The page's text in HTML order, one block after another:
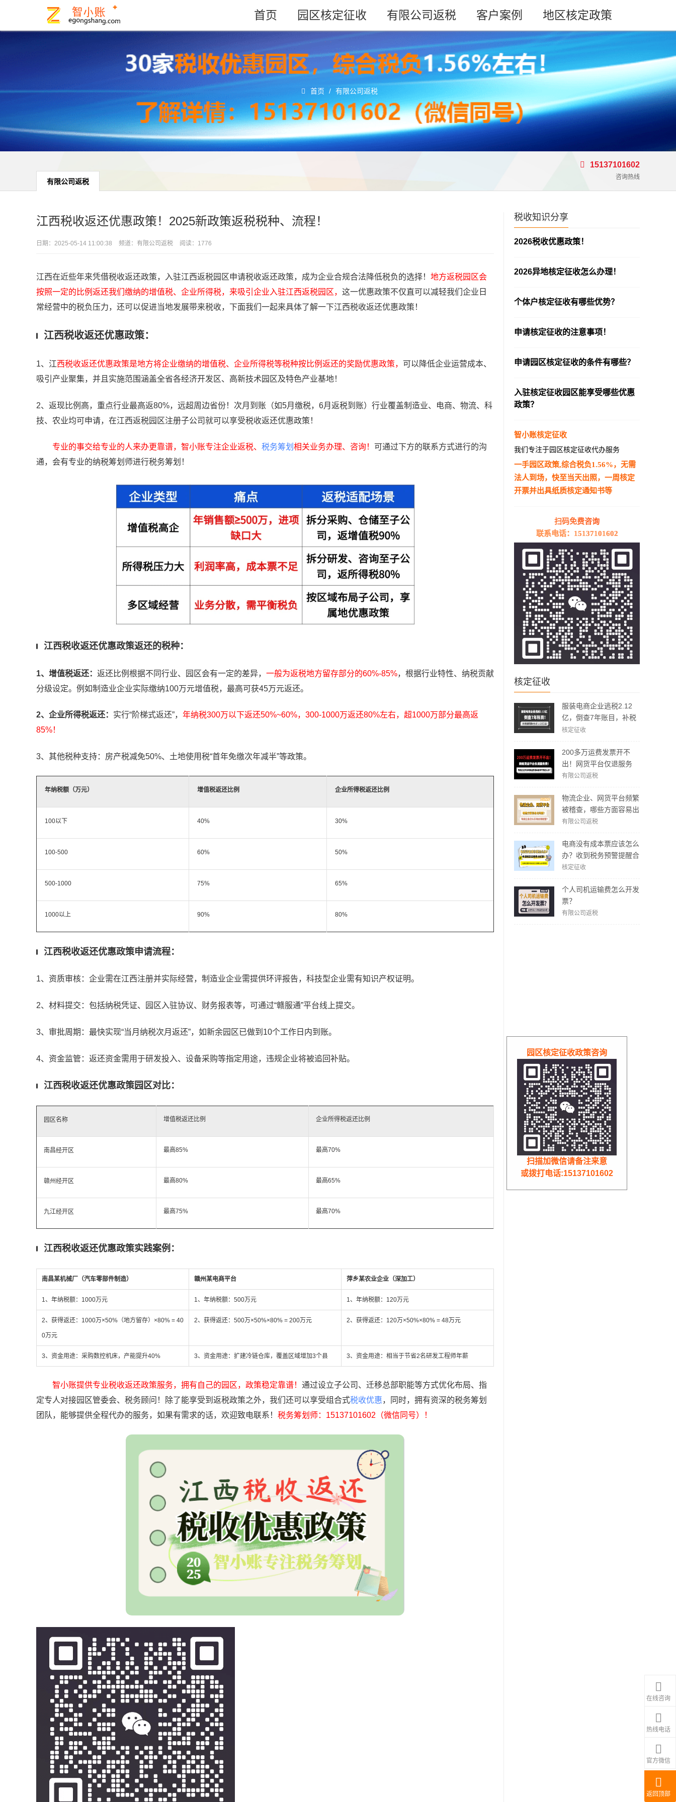
首页 园区核定征收 有限公司返税 客户案例 地区核定政策
首页 / 有限公司返税
有限公司返税
15137101602
咨询热线
税收知识分享
2026税收优惠政策！
2026异地核定征收怎么办理！
个体户核定征收有哪些优势？
申请核定征收的注意事项！
申请园区核定征收的条件有哪些？
入驻核定征收园区能享受哪些优惠
政策？
智小账核定征收
我们专注于园区核定征收代办服务
一手园区政策,综合税负1.56%，无需
法人到场，快至当天出照，一周核定
开票并出具纸质核定通知书等
扫码免费咨询
联系电话：15137101602
核定征收
服装电商企业逃税2.12
亿，倒查7年账目，补税
加罚款3.62亿元！
核定征收
200多万运费发票开不
出！网货平台仅退服务
费，运费成本拿不到怎么
有限公司返税
物流企业、网货平台频繁
被稽查，哪些方面容易出
现问题？怎么实现合规经
有限公司返税
电商没有成本票应该怎么
办？收到税务预警提醒合
规解决方案！
核定征收
个人司机运输费怎么开发
票？
有限公司返税
江西税收返还优惠政策！2025新政策返税税种、流程！
日期： 2025-05-14 11:00:38 频道： 有限公司返税 阅读：1776
江西在近些年来凭借税收返还政策，入驻江西返税园区申请税收返还政策，成为企业合规合法降低税负的选择！ 地方返税园区会
按照一定的比例返还我们缴纳的增值税、企业所得税，来吸引企业入驻江西返税园区， 这一优惠政策不仅直可以减轻我们企业日
常经营中的税负压力，还可以促进当地发展带来税收，下面我们一起来具体了解一下江西税收返还优惠政策！
江西税收返还优惠政策：
1、江西税收返还优惠政策是地方将企业缴纳的增值税、企业所得税等税种按比例返还的奖励优惠政策， 可以降低企业运营成本、
吸引产业聚集，并且实施范围涵盖全省各经济开发区、高新技术园区及特色产业基地！
2、返现比例高，重点行业最高返80%，远超周边省份！次月到账（如5月缴税，6月返税到账）行业覆盖制造业、电商、物流、科
技、农业均可申请，在江西返税园区注册子公司就可以享受税收返还优惠政策！
专业的事交给专业的人来办更靠谱，智小账专注企业返税、 税务筹划 相关业务办理、咨询！
可通过下方的联系方式进行的沟
通，会有专业的纳税筹划师进行税务筹划！
江西税收返还优惠政策返还的税种：
1、增值税返还： 返还比例根据不同行业、园区会有一定的差异， 一般为返税地方留存部分的60%-85%，根据行业特性、纳税贡献
分级设定。例如制造业企业实际缴纳100万元增值税，最高可获45万元返还。
2、企业所得税返还： 实行“阶梯式返还”， 年纳税300万以下返还50%~60%，300-1000万返还80%左右，超1000万部分最高返
85%！
3、其他税种支持：房产税减免50%、土地使用税“首年免缴次年减半”等政策。
年纳税额（万元） 增值税返还比例 企业所得税返还比例
100以下 40% 30%
100-500 60% 50%
500-1000 75% 65%
1000以上 90% 80%
江西税收返还优惠政策申请流程：
1、资质审核：企业需在江西注册并实际经营，制造业企业需提供环评报告，科技型企业需有知识产权证明。
2、材料提交：包括纳税凭证、园区入驻协议、财务报表等，可通过“赣服通”平台线上提交。
3、审批周期：最快实现“当月纳税次月返还”，如新余园区已做到10个工作日内到账。
4、资金监管：返还资金需用于研发投入、设备采购等指定用途，违规企业将被追回补贴。
江西税收返还优惠政策园区对比：
园区名称 增值税返还比例 企业所得税返还比例
南昌经开区 最高85% 最高70%
赣州经开区 最高80% 最高65%
九江经开区 最高75% 最高70%
江西税收返还优惠政策实践案例：
南昌某机械厂（汽车零部件制造） 赣州某电商平台 萍乡某农业企业（深加工）
1、年纳税额：1000万元 1、年纳税额：500万元 1、年纳税额：120万元
2、获得返还：1000万×50%（地方留存）×80% = 40
0万元
2、获得返还：500万×50%×80% = 200万元 2、获得返还：120万×50%×80% = 48万元
3、资金用途：采购数控机床，产能提升40% 3、资金用途：扩建冷链仓库，覆盖区域增加3个县 3、资金用途：相当于节省2名研发工程师年薪
智小账提供专业税收返还政策服务，拥有自己的园区，政策稳定靠谱！ 通过设立子公司、迁移总部职能等方式优化布局、指
定专人对接园区管委会、税务顾问！除了能享受到返税政策之外，我们还可以享受组合式税收优惠，同时，拥有资深的税务筹划
团队，能够提供全程代办的服务，如果有需求的话，欢迎致电联系！ 税务筹划师：15137101602（微信同号）！
在线咨询
热线电话
官方微信
返回顶部
园区核定征收政策咨询
扫描加微信请备注来意
或拨打电话:15137101602